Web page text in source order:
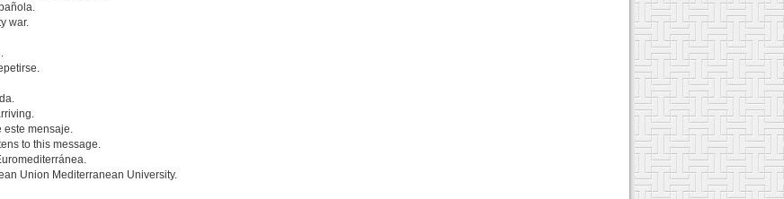
war.
este mensaje.
to this message.
Union Mediterranean University.